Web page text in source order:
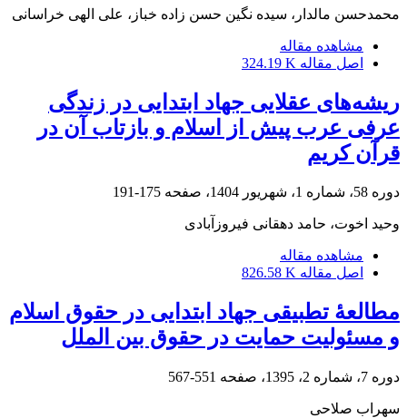
محمدحسن مالدار، سیده نگین حسن زاده خباز، علی الهی خراسانی
مشاهده مقاله
اصل مقاله 324.19 K
ریشه‌های عقلایی جهاد ابتدایی در زندگی
عرفی عرب پیش از اسلام و بازتاب آن در
قرآن کریم‏
دوره 58، شماره 1، شهریور 1404، صفحه 175-191
وحید اخوت، حامد دهقانی فیروزآبادی
مشاهده مقاله
اصل مقاله 826.58 K
مطالعۀ تطبیقی جهاد ابتدایی در حقوق اسلام
و مسئولیت حمایت در حقوق بین الملل
دوره 7، شماره 2، 1395، صفحه 551-567
سهراب صلاحی